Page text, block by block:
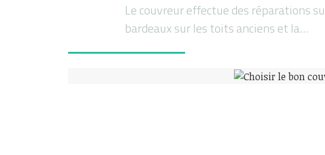
Le couvreur effectue des réparations
bardeaux sur les toits anciens et la…